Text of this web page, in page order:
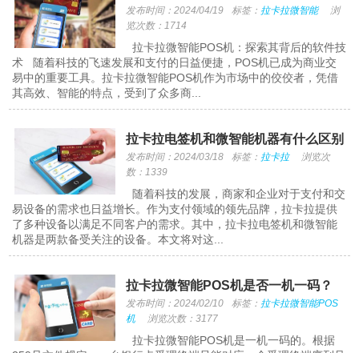
发布时间：2024/04/19 标签： 拉卡拉微智能
浏
览次数：1714
拉卡拉微智能POS机：探索其背后的软件技
术 随着科技的飞速发展和支付的日益便捷，POS机已成为商业交
易中的重要工具。拉卡拉微智能POS机作为市场中的佼佼者，凭借
其高效、智能的特点，受到了众多商...
拉卡拉电签机和微智能机器有什么区别
发布时间：2024/03/18 标签： 拉卡拉
浏览次
数：1339
随着科技的发展，商家和企业对于支付和交
易设备的需求也日益增长。作为支付领域的领先品牌，拉卡拉提供
了多种设备以满足不同客户的需求。其中，拉卡拉电签机和微智能
机器是两款备受关注的设备。本文将对这...
拉卡拉微智能POS机是否一机一码？
发布时间：2024/02/10 标签： 拉卡拉微智能POS
机
浏览次数：3177
拉卡拉微智能POS机是一机一码的。根据